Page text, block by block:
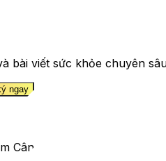
bài viết sức khỏe chuyên
ngay
Cân